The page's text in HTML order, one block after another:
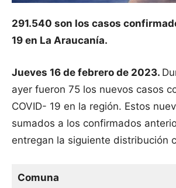
291.540 son los casos
19 en La Araucanía.
Jueves 16 de febrero de 2023.
ayer fueron 75 los nuevos casos
COVID- 19 en la región. Estos
sumados a los confirmados
entregan la siguiente distribución
Comuna